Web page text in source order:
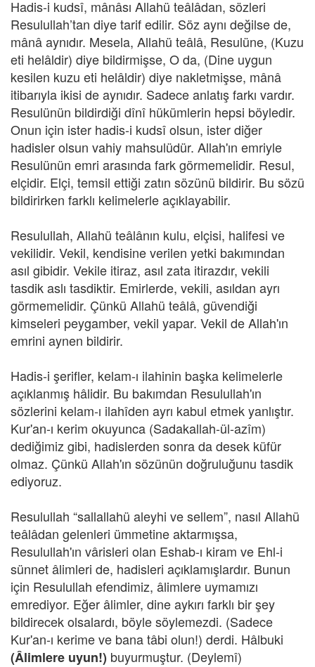
Hadis-i kudsî, mânâsı Allahü teâlâdan, sözleri
Resulullah’tan diye tarif edilir. Söz aynı değilse de,
mânâ aynıdır. Mesela, Allahü teâlâ, Resulüne, (Kuzu
eti helâldir) diye bildirmişse, O da, (Dine uygun
kesilen kuzu eti helâldir) diye nakletmişse, mânâ
itibarıyla ikisi de aynıdır. Sadece anlatış farkı vardır.
Resulünün bildirdiği dînî hükümlerin hepsi böyledir.
Onun için ister hadis-i kudsî olsun, ister diğer
hadisler olsun vahiy mahsulüdür. Allah'ın emriyle
Resulünün emri arasında fark görmemelidir. Resul,
elçidir. Elçi, temsil ettiği zatın sözünü bildirir. Bu sözü
bildirirken farklı kelimelerle açıklayabilir.
Resulullah, Allahü teâlânın kulu, elçisi, halifesi ve
vekilidir. Vekil, kendisine verilen yetki bakımından
asıl gibidir. Vekile itiraz, asıl zata itirazdır, vekili
tasdik aslı tasdiktir. Emirlerde, vekili, asıldan ayrı
görmemelidir. Çünkü Allahü teâlâ, güvendiği
kimseleri peygamber, vekil yapar. Vekil de Allah'ın
emrini aynen bildirir.
Hadis-i şerifler, kelam-ı ilahinin başka kelimelerle
açıklanmış hâlidir. Bu bakımdan Resulullah'ın
sözlerini kelam-ı ilahîden ayrı kabul etmek yanlıştır.
Kur'an-ı kerim okuyunca (Sadakallah-ül-azîm)
dediğimiz gibi, hadislerden sonra da desek küfür
olmaz. Çünkü Allah'ın sözünün doğruluğunu tasdik
ediyoruz.
Resulullah “sallallahü aleyhi ve sellem”, nasıl Allahü
teâlâdan gelenleri ümmetine aktarmışsa,
Resulullah'ın vârisleri olan Eshab-ı kiram ve Ehl-i
sünnet âlimleri de, hadisleri açıklamışlardır. Bunun
için Resulullah efendimiz, âlimlere uymamızı
emrediyor. Eğer âlimler, dine aykırı farklı bir şey
bildirecek olsalardı, böyle söylemezdi. (Sadece
Kur'an-ı kerime ve bana tâbi olun!) derdi. Hâlbuki
(Âlimlere uyun!) buyurmuştur. (Deylemî)